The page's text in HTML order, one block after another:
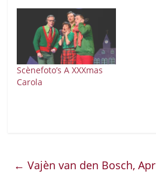
Scènefoto’s A XXXmas
Carola
← Vajèn van den Bosch,